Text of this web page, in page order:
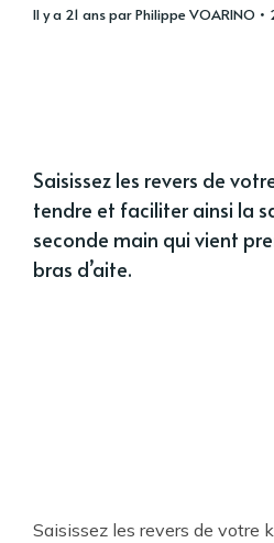
il y a 21 ansparPhilippe VOARINO •
Saisissez les revers de
tendre et faciliter ainsi la
seconde main qui vient
bras d’aite.
Saisissez les revers de votre